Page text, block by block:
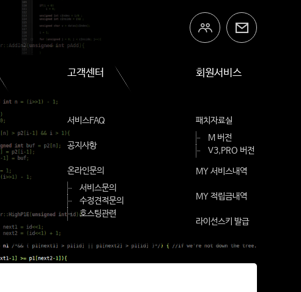
고객센터
서비스FAQ
공지사항
온라인문의
서비스문의
수정견적문의
호스팅관련
회원서비스
패치자료실
M 버전
V3,PRO 버전
MY 서비스내역
MY 적립금내역
라이선스키 발급